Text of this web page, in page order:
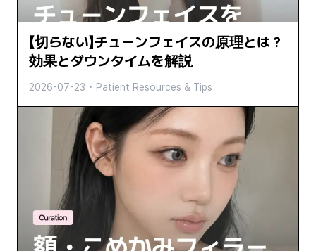
【切らない】チューンフェイスの原理とは？
効果とダウンタイムを解説
2026-07-23 • Patient Resources & Tips